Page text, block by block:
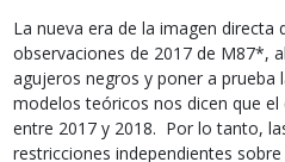
La nueva era de la imagen directa
observaciones de 2017 de M87*,
agujeros negros y poner a prueba
modelos teóricos nos dicen que
entre 2017 y 2018. Por lo tanto,
restricciones independientes